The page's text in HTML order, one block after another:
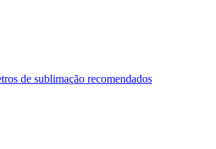
de sublimação recomendados